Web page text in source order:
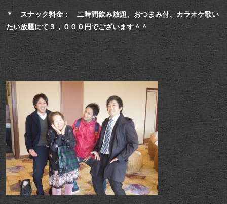
＊ スナック料金： 二時間飲み放題、おつまみ付、カラオケ歌い
たい放題にて３，０００円でございます＾＾